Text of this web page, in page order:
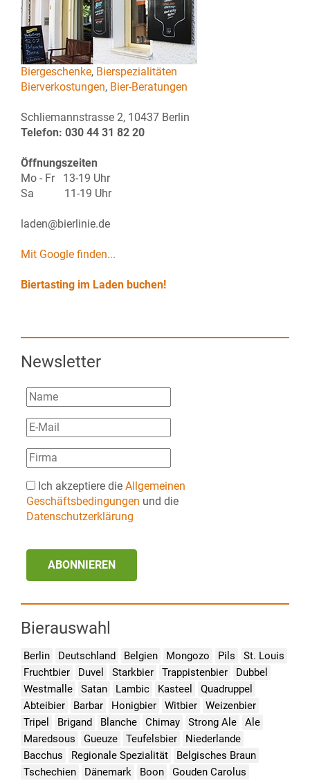
Biergeschenke, Bierspezialitäten
Bierverkostungen, Bier-Beratungen
Schliemannstrasse 2, 10437 Berlin
Telefon: 030 44 31 82 20
Öffnungszeiten
Mo - Fr 13-19 Uhr
Sa 11-19 Uhr
laden@bierlinie.de
Mit Google finden...
Biertasting im Laden buchen!
Newsletter
Ich akzeptiere die Allgemeinen
Geschäftsbedingungen und die
Datenschutzerklärung
ABONNIEREN
Bierauswahl
Berlin Deutschland Belgien Mongozo Pils
St. Louis
Fruchtbier
Duvel Starkbier Trappistenbier
Dubbel
Westmalle
Satan Lambic Kasteel
Quadruppel
Abteibier
Barbar Honigbier Witbier
Weizenbier
Tripel
Brigand Blanche Chimay Strong Ale
Ale
Maredsous
Gueuze Teufelsbier
Niederlande
Bacchus
Regionale Spezialität
Belgisches Braun
Tschechien
Dänemark Boon
Gouden Carolus